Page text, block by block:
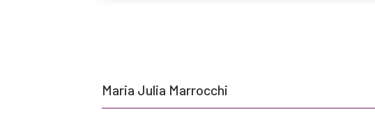
Maria Julia Marrocchi